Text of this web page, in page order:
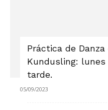
Práctica de Danza
Kundusling:
tarde.
05/09/2023